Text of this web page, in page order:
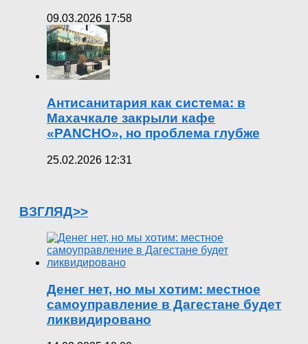
09.03.2026 17:58
Антисанитария как система: в
Махачкале закрыли кафе
«PANCHO», но проблема глубже
25.02.2026 12:31
ВЗГЛЯД>>
Денег нет, но мы хотим: местное
самоуправление в Дагестане будет
ликвидировано